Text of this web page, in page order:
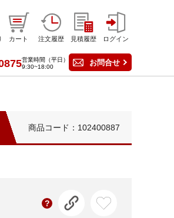
カート 注文履歴 見積履歴 ログイン
営業時間（平日）
9:30~18:00
お問合せ
商品コード：102400887